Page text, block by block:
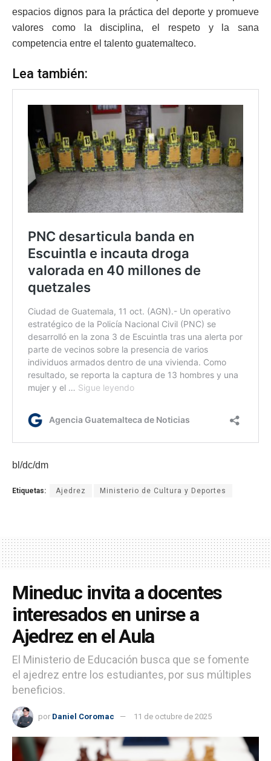
espacios dignos para la práctica del deporte y promueve
valores como la disciplina, el respeto y la sana
competencia entre el talento guatemalteco.
Lea también:
bl/dc/dm
Etiquetas: Ajedrez Ministerio de Cultura y Deportes
Mineduc invita a docentes
interesados en unirse a
Ajedrez en el Aula
El Ministerio de Educación busca que se fomente
el ajedrez entre los estudiantes, por sus múltiples
beneficios.
por Daniel Coromac 11 de octubre de 2025